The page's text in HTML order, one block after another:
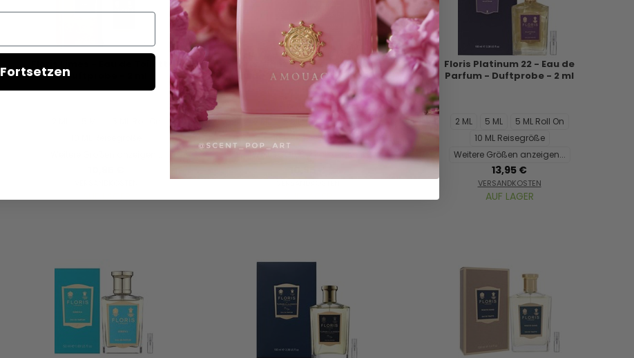
Duftprobe - 2 ml
AUF LAGER
Floris Night Scented Jasmine -
Eau de Toilette - Duftprobe - 2
ml
5 ML Roll On
10 ML Reisegröße
AUF LAGER
Floris Platinum 22 - Eau de
Parfum - Duftprobe - 2 ml
2 ML 5 ML
5 ML Roll On
10 ML Reisegröße
Weitere Größen anzeigen...
13,95 €
VERSANDKOSTEN
AUF LAGER
Fortsetzen